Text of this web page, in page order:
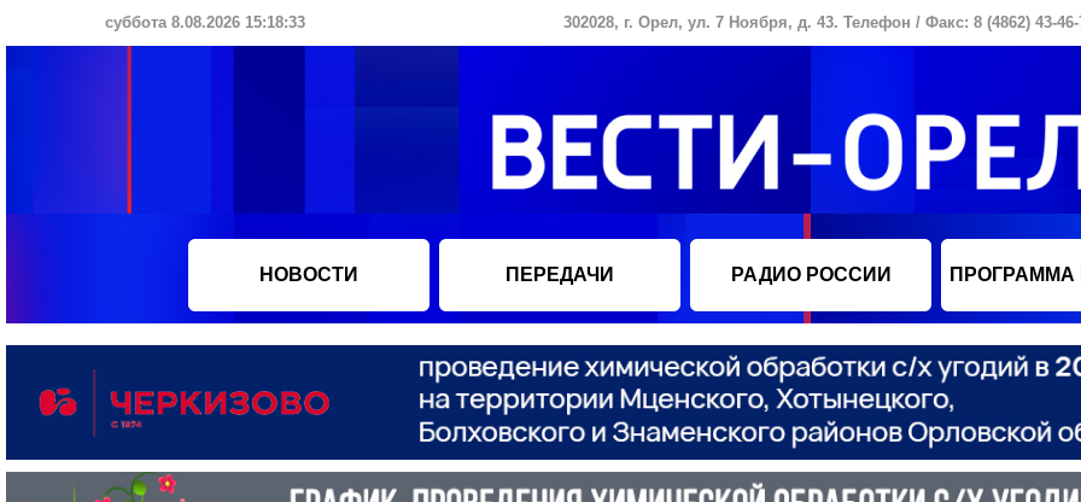
суббота 8.08.2026 15:18:34 302028, г. Орел, ул. 7 Ноября, д. 43. Телефон / Факс: 8 (4862) 43-46-
НОВОСТИ ПЕРЕДАЧИ РАДИО РОССИИ ПРОГРАММА